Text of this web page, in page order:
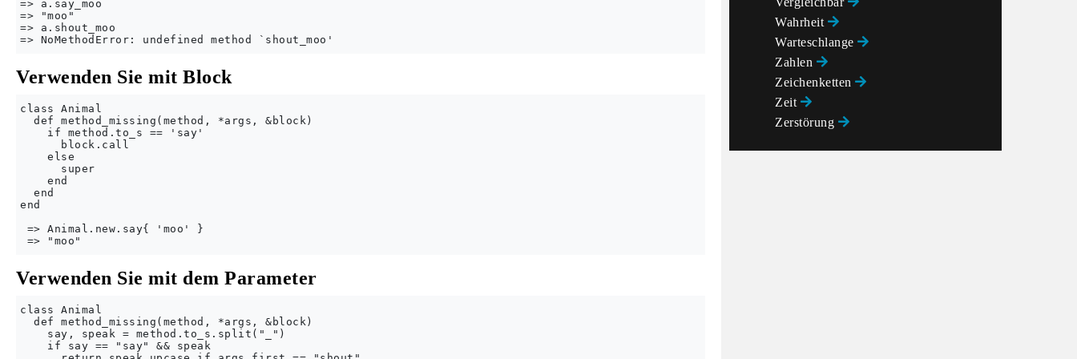
=> a.say_moo
=> "moo"
=> a.shout_moo
Verwenden Sie mit Block
class Animal
  def method_missing(method, *args, &block)
    if method.to_s == 'say'
      block.call
    else
      super
    end
  end
end
=> Animal.new.say{ 'moo' }
Verwenden Sie mit dem Parameter
class Animal
  def method_missing(method, *args, &block)
    say, speak = method.to_s.split("_")
    if say == "say" && speak
Wahrheit
Warteschlange
Zahlen
Zeichenketten
Zeit
Zerstörung